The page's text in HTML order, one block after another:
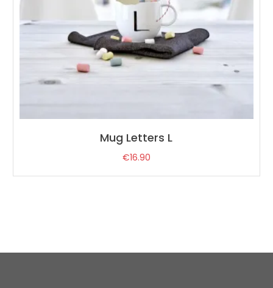
Mug Letters L
€16.90